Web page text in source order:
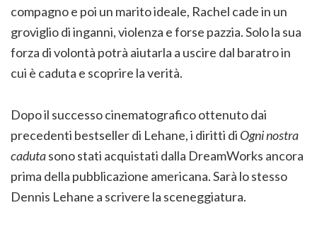
compagno e poi un marito ideale, Rachel cade in un
groviglio di inganni, violenza e forse pazzia. Solo la sua
forza di volontà potrà aiutarla a uscire dal baratro in
cui è caduta e scoprire la verità.
Dopo il successo cinematografico ottenuto dai
precedenti bestseller di Lehane, i diritti di Ogni nostra
cadutasono stati acquistati dalla DreamWorks ancora
prima della pubblicazione americana. Sarà lo stesso
Dennis Lehane a scrivere la sceneggiatura.